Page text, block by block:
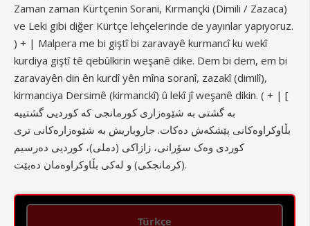
Zaman zaman Kürtçenin Sorani, Kırmançki (Dimili / Zazaca)
ve Leki gibi diğer Kürtçe lehçelerinde de yayınlar yapıyoruz.
) + | Malpera me bi giştî bi zaravayê kurmancî ku wekî
kurdiya giştî tê qebûlkirin weşanê dike. Dem bi dem, em bi
zaravayên din ên kurdî yên mîna soranî, zazakî (dimilî),
kirmanciya Dersimê (kirmanckî) û lekî jî weşanê dikin. ( + | [
بە گشتی بە شێوەزاری کورمانجی کە کوردیی گشتییە
بڵاوکراوەکانی پێشکەش دەکات. جاروباریش بە شێوەزارەکانی تری
کوردی وەک سۆرانی، زازاکی (دملی)، کوردیی دەرسیم
(کرمانجکی) و لەکی بڵاوکراوەمان دەبێت.
Türkçe